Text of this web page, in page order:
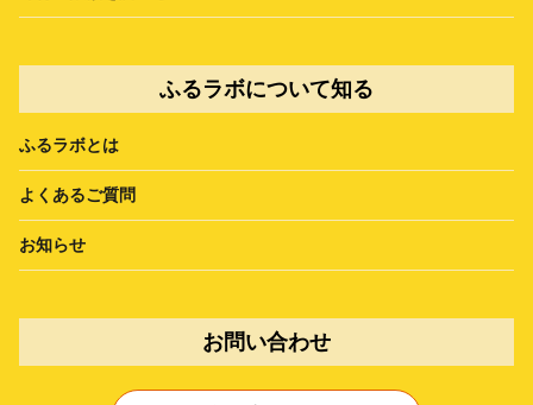
ふるラボについて知る
ふるラボとは
よくあるご質問
お知らせ
お問い合わせ